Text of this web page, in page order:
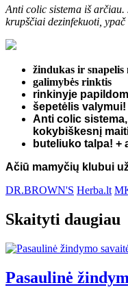
Anti colic sistema iš
krupščiai dezinfekuoti,
žindukas ir
galimybės rinktis
rinkinyje
šepetėlis
Anti colic
kokybiškesnį
buteliuko talpa! +
Ačiū mamyčių klubui
DR.BROWN'S Herba.lt
Skaityti daugiau
Pasaulinė